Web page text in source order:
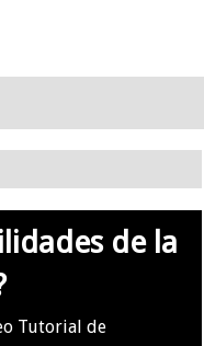
de la
Tutorial de